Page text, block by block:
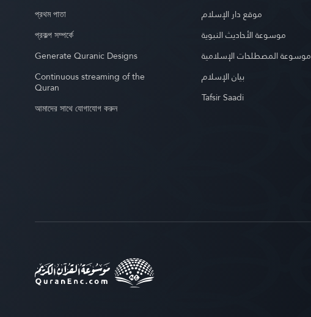
প্রথম পাতা
প্রকল্প সম্পর্কে
Generate Quranic Designs
Continuous streaming of the
Quran
আমাদের সাথে যোগাযোগ করুন
موقع دار الإسلام
موسوعة الأحاديث النبوية
موسوعة المصطلحات الإسلامية
بيان الإسلام
Tafsir Saadi